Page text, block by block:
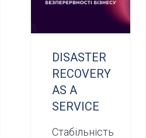
DISASTER
RECOVERY
AS A
SERVICE
Стабільність